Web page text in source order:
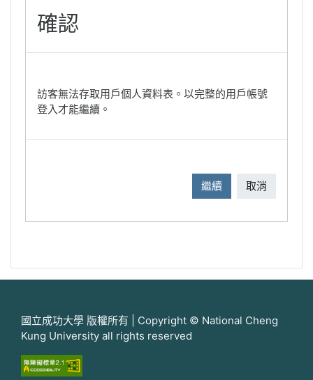
確認
訪客無法存取用戶個人資料表。以完整的用戶帳號
登入才能繼續。
繼續 取消
國立成功大學 版權所有 | Copyright © National Cheng
Kung University all rights reserved